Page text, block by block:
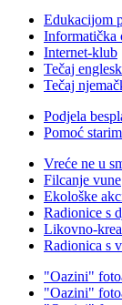
Edukacijom
Informatička
Internet-klub
Tečaj
Tečaj
Podjela
Pomoć
Vreće ne u
Filcanje vune
Ekološke
Radionice s
Likovno-
Radionica s
"Oazini"
"Oazini"